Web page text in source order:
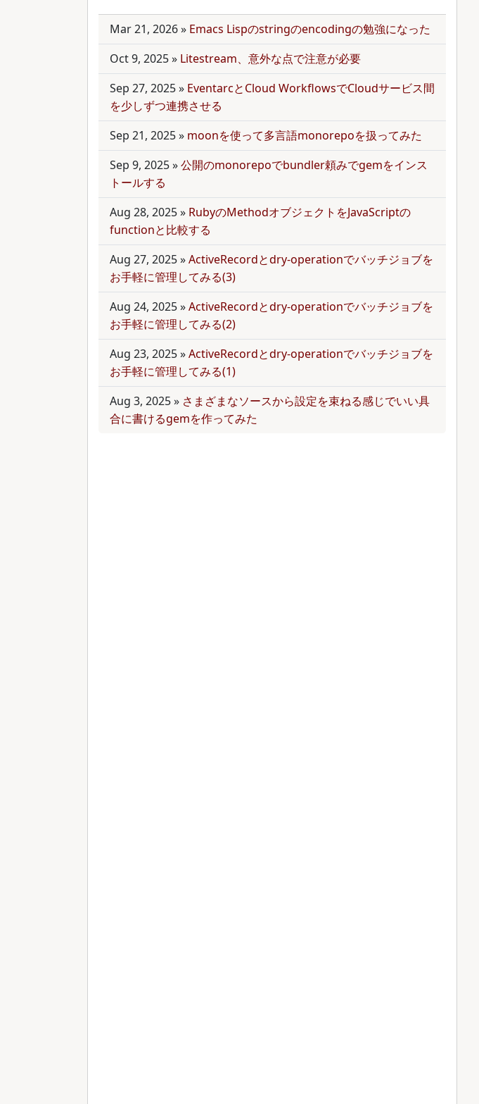
Mar 21, 2026» Emacs Lispのstringのencodingの勉強になった
Oct 9, 2025» Litestream、意外な点で注意が必要
Sep 27, 2025» EventarcとCloud WorkflowsでCloudサービス間
を少しずつ連携させる
Sep 21, 2025» moonを使って多言語monorepoを扱ってみた
Sep 9, 2025»公開のmonorepoでbundler頼みでgemをインス
トールする
Aug 28, 2025» RubyのMethodオブジェクトをJavaScriptの
functionと比較する
Aug 27, 2025»ActiveRecordとdry-operationでバッチジョブを
お手軽に管理してみる(3)
Aug 24, 2025»ActiveRecordとdry-operationでバッチジョブを
お手軽に管理してみる(2)
Aug 23, 2025»ActiveRecordとdry-operationでバッチジョブを
お手軽に管理してみる(1)
Aug 3, 2025» さまざまなソースから設定を束ねる感じでいい具
合に書けるgemを作ってみた